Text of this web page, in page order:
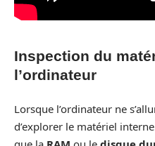
Inspection du
l’ordinateur
Lorsque l’ordinateur ne
d’explorer le matériel